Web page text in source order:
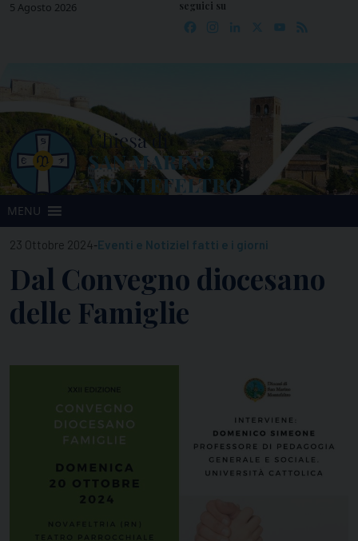
Skip5 Agosto 2026 seguici su
Facebook
Instagram
LinkedIn YouTube
MENU
23 Ottobre 2024-Eventi e NotizieI fatti e i giorni
Dal Convegno diocesano
delle Famiglie